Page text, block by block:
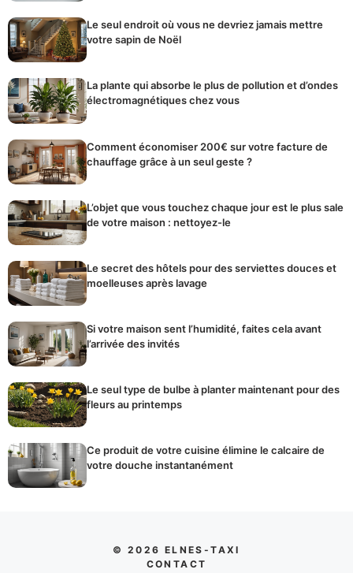
Le seul endroit où vous ne devriez jamais mettre
votre sapin de Noël
La plante qui absorbe le plus de pollution et d’ondes
électromagnétiques chez vous
Comment économiser 200€ sur votre facture de
chauffage grâce à un seul geste ?
L’objet que vous touchez chaque jour est le plus sale
de votre maison : nettoyez-le
Le secret des hôtels pour des serviettes douces et
moelleuses après lavage
Si votre maison sent l’humidité, faites cela avant
l’arrivée des invités
Le seul type de bulbe à planter maintenant pour des
fleurs au printemps
Ce produit de votre cuisine élimine le calcaire de
votre douche instantanément
© 2026 ELNES-TAXI
CONTACT